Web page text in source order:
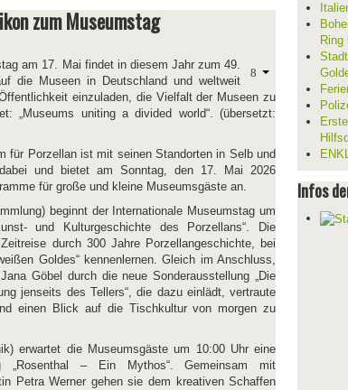
zum Museumstag
am 17. Mai findet in diesem Jahr zum 49.
die Museen in Deutschland und weltweit
einzuladen, die Vielfalt der Museen zu
„Museums uniting a divided world“. (übersetzt:
für Porzellan ist mit seinen Standorten in Selb und
und bietet am Sonntag, den 17. Mai 2026
für große und kleine Museumsgäste an.
beginnt der Internationale Museumstag um
und Kulturgeschichte des Porzellans“. Die
durch 300 Jahre Porzellangeschichte, bei
Goldes“ kennenlernen. Gleich im Anschluss,
Göbel durch die neue Sonderausstellung „Die
jenseits des Tellers“, die dazu einlädt, vertraute
einen Blick auf die Tischkultur von morgen zu
erwartet die Museumsgäste um 10:00 Uhr eine
„Rosenthal – Ein Mythos“. Gemeinsam mit
Petra Werner gehen sie dem kreativen Schaffen
Ring
Infos